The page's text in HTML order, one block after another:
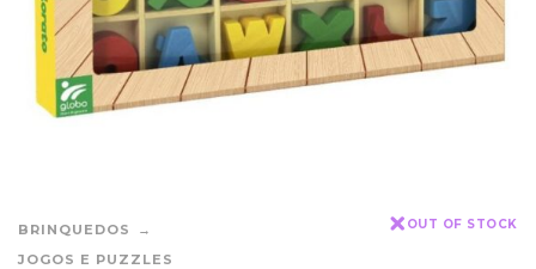
BRINQUEDOS
JOGOS E PUZZLES
OUT OF STOCK